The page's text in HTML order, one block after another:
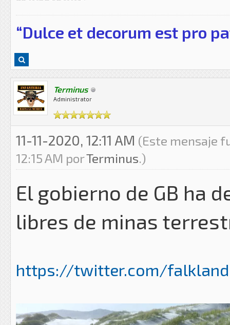
“Dulce et decorum est pro
Terminus
Administrator
11-11-2020, 12:11 AM (Este mensaje
12:15 AM porTerminus.)
El gobierno de GB ha
libres de minas
https://twitter.com/